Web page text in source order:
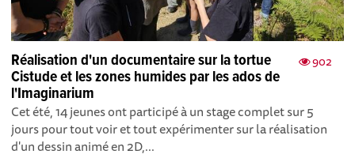
902
Réalisation d'un documentaire sur la tortue
Cistude et les zones humides par les ados de
l'Imaginarium
Cet été, 14 jeunes ont participé à un stage complet sur 5
jours pour tout voir et tout expérimenter sur la réalisation
d'un dessin animé en 2D,...